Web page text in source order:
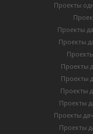
Проекты
Проекты
Проекты
Проекты
Проекты
Проекты
Проекты
Проекты
Проекты